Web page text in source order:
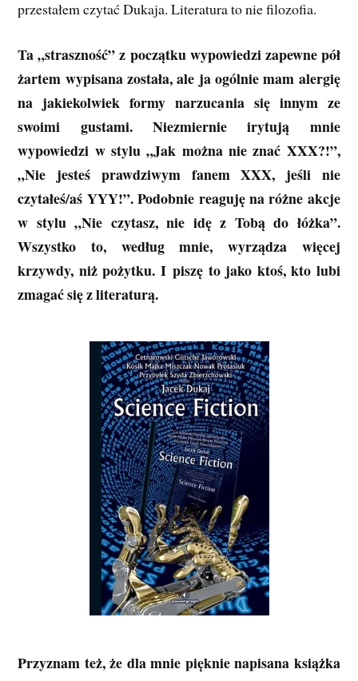
przestałem czytać Dukaja. Literatura to nie filozofia.
Ta „straszność” z początku wypowiedzi zapewne pół
żartem wypisana została, ale ja ogólnie mam alergię
na jakiekolwiek formy narzucania się innym ze
swoimi gustami. Niezmiernie irytują mnie
wypowiedzi w stylu „Jak można nie znać XXX?!”,
„Nie jesteś prawdziwym fanem XXX, jeśli nie
czytałeś/aś YYY!”. Podobnie reaguję na różne akcje
w stylu „Nie czytasz, nie idę z Tobą do łóżka”.
Wszystko to, według mnie, wyrządza więcej
krzywdy, niż pożytku. I piszę to jako ktoś, kto lubi
zmagać się z literaturą.
Przyznam też, że dla mnie pięknie napisana książka